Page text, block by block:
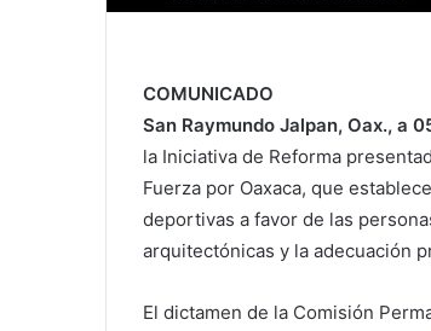
COMUNICADO
San Raymundo Jalpan, Oax., a
la Iniciativa de Reforma
Fuerza por Oaxaca, que
deportivas a favor de las
arquitectónicas y la adecuación
El dictamen de la Comisión